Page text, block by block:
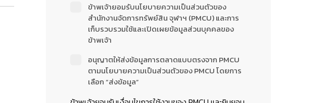
ข้าพเจ้ายอมรับนโยบายความเป็นส่วนตัวของ
สำนักงานจัดการทรัพย์สิน จุฬาฯ (PMCU) และการ
เก็บรวบรวมใช้และเปิดเผยข้อมูลส่วนบุคคลของ
ข้าพเจ้า
อนุญาตให้ส่งข้อมูลการตลาดแบบตรงจาก PMCU
ตามนโยบายความเป็นส่วนตัวของ PMCU โดยการ
เลือก “ส่งข้อมูล”